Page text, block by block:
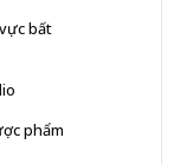
bất
phẩm